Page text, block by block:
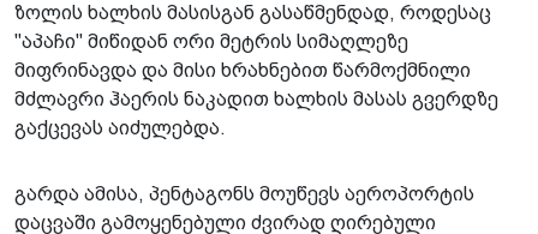
ზოლის ხალხის მასისგან გასაწმენდად, როდესაც
"აპაჩი" მიწიდან ორი მეტრის სიმაღლეზე
მიფრინავდა და მისი ხრახნებით წარმოქმნილი
მძლავრი ჰაერის ნაკადით ხალხის მასას გვერდზე
გაქცევას აიძულებდა.
გარდა ამისა, პენტაგონს მოუწევს აეროპორტის
დაცვაში გამოყენებული ძვირად ღირებული